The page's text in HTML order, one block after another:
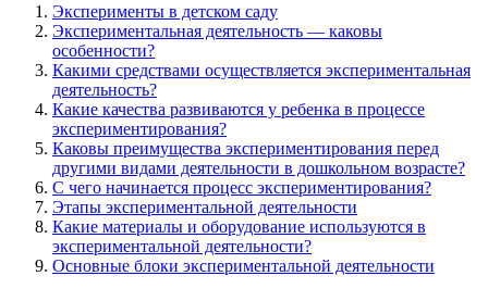
Эксперименты в детском саду
Экспериментальная деятельность — каковы
особенности?
Какими средствами осуществляется экспериментальная
деятельность?
Какие качества развиваются у ребенка в процессе
экспериментирования?
Каковы преимущества экспериментирования перед
другими видами деятельности в дошкольном возрасте?
С чего начинается процесс экспериментирования?
Этапы экспериментальной деятельности
Какие материалы и оборудование используются в
экспериментальной деятельности?
Основные блоки экспериментальной деятельности